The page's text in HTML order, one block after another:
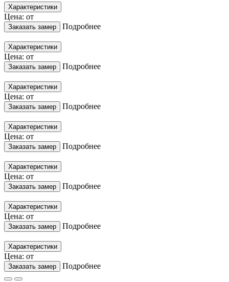
Характеристики
Цена: от
Заказать замер Подробнее
Характеристики
Цена: от
Заказать замер Подробнее
Характеристики
Цена: от
Заказать замер Подробнее
Характеристики
Цена: от
Заказать замер Подробнее
Характеристики
Цена: от
Заказать замер Подробнее
Характеристики
Цена: от
Заказать замер Подробнее
Характеристики
Цена: от
Заказать замер Подробнее